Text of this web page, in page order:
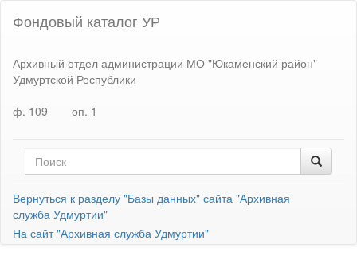
Фондовый каталог УР
Архивный отдел администрации МО "Юкаменский район"
Удмуртской Республики
ф. 109
оп. 1
Вернуться к разделу "Базы данных" сайта "Архивная
служба Удмуртии"
На сайт "Архивная служба Удмуртии"